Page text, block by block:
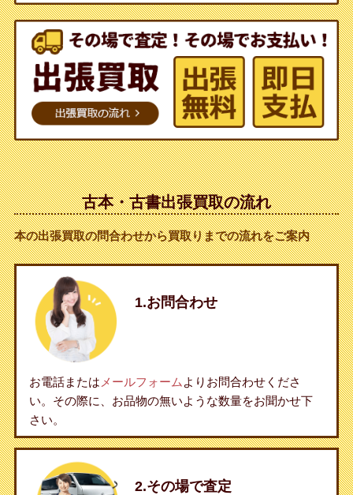
古本・古書出張買取の流れ
本の出張買取の問合わせから買取りまでの流れをご案内
1.お問合わせ
お電話または メールフォーム よりお問合わせくださ
い。その際に、お品物の無いような数量をお聞かせ下
さい。
2.その場で査定